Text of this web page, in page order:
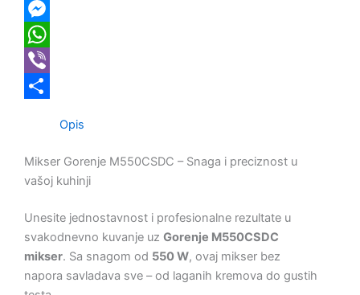
Copy
Link
Messenger
WhatsApp
Viber
Opis
Mikser Gorenje M550CSDC – Snaga i preciznost u
vašoj kuhinji
Unesite jednostavnost i profesionalne rezultate u
svakodnevno kuvanje uz Gorenje M550CSDC
mikser. Sa snagom od 550 W, ovaj mikser bez
napora savladava sve – od laganih kremova do gustih